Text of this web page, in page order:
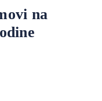
na